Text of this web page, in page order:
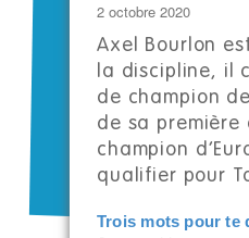
2 octobre 2020
Axel Bourlon
la discipline, il
de champion
de sa
champion
qualifier pour
Trois mots pour te